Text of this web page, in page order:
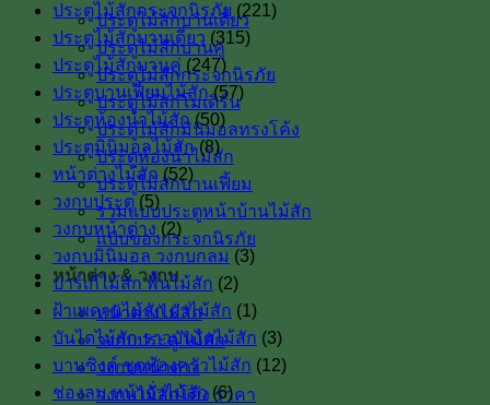
ประตูไม้สักบานเดี่ยว
ประตูไม้สักบานคู่
ประตูไม้สักกระจกนิรภัย
ประตูไม้สักโมเดิร์น
ประตูไม้สักมินิมอลทรงโค้ง
ประตูห้องน้ำไม้สัก
ประตูไม้สักบานเฟี้ยม
รวมแบบประตูหน้าบ้านไม้สัก
แบบของกระจกนิรภัย
หน้าต่าง & วงกบ
หน้าต่างไม้สัก
วงกบประตู ไม้สัก
วงกบหน้าต่าง
วงกบไม้สักโค้ง ราคา
ประตูไม้สักกระจกนิรภัย (221)
ประตูไม้สักบานเดี่ยว (315)
ประตูไม้สักบานคู่ (247)
ประตูบานเฟี้ยมไม้สัก (57)
ประตูห้องน้ำไม้สัก (50)
ประตูมินิมอลไม้สัก (8)
หน้าต่างไม้สัก (52)
วงกบประตู (5)
วงกบหน้าต่าง (2)
วงกบมินิมอล วงกบกลม (3)
ปาร์เก้ไม้สัก พื้นไม้สัก (2)
ฝ้าเพดานไม้สัก ฝาไม้สัก (1)
บันไดไม้สัก ราวบันไดไม้สัก (3)
บานซิงค์ ชุดห้องครัวไม้สัก (12)
ช่องลม หน้าจั่วไม้สัก (6)